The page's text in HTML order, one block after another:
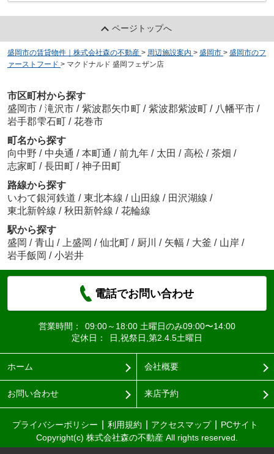
ページトップへ
盛岡市の賃貸物件｜株式会社森の不動産 > 周辺施設案内 > 盛岡市 > 盛岡市のフ
ァーストフード > マクドナルド 盛岡フェザン店
市区町村から探す
盛岡市 / 滝沢市 / 紫波郡矢巾町 / 紫波郡紫波町 / 八幡平市 /
岩手郡雫石町 / 花巻市
町名から探す
向中野 / 中央通 / 本町通 / 前九年 / 太田 / 高松 / 茶畑 /
志家町 / 長田町 / 神子田町
路線から探す
いわて銀河鉄道 / 東北本線 / 山田線 / 田沢湖線 /
東北新幹線 / 秋田新幹線 / 花輪線
駅から探す
盛岡 / 青山 / 上盛岡 / 仙北町 / 厨川 / 矢幅 / 大釜 / 山岸 /
岩手飯岡 / 小岩井
電話でお問い合わせ
営業時間：
09:00～18:00 土曜日のみ09:00〜14:00
定休日：
日,祝祭日,第2.4.5土曜日
ホーム 会社概要
お問い合わせ 来店予約
プライバシーポリシー 利用規約 アクセスマップ
PCサイト
Copyright(c) 株式会社森の不動産 All rights reserved.